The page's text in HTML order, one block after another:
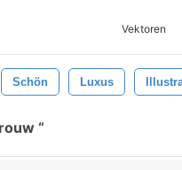
Vektoren
Schön Luxus